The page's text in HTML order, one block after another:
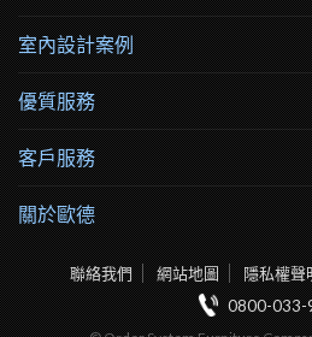
室內設計案例
優質服務
客戶服務
關於歐德
聯絡我們 網站地圖 隱私權聲
0800-033-